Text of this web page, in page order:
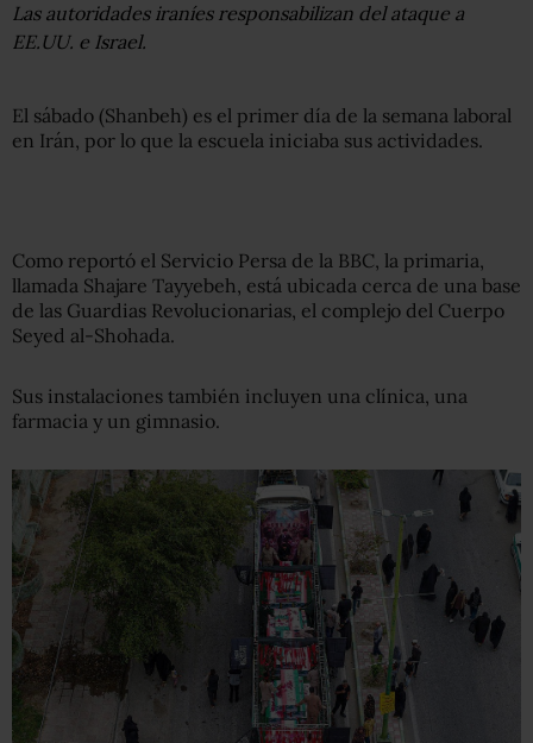
Las autoridades iraníes responsabilizan del ataque a
EE.UU. e Israel.
El sábado (Shanbeh) es el primer día de la semana laboral
en Irán, por lo que la escuela iniciaba sus actividades.
Como reportó el Servicio Persa de la BBC, la primaria,
llamada Shajare Tayyebeh, está ubicada cerca de una base
de las Guardias Revolucionarias, el complejo del Cuerpo
Seyed al-Shohada.
Sus instalaciones también incluyen una clínica, una
farmacia y un gimnasio.